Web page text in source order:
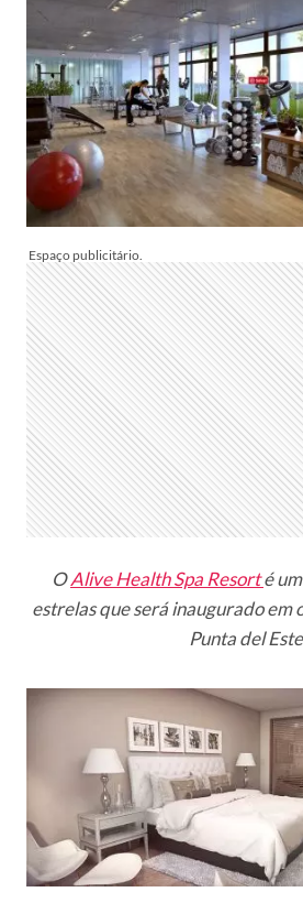
OAlive Health Spa Resorté
estrelas que será inaugurado em
Punta del Este